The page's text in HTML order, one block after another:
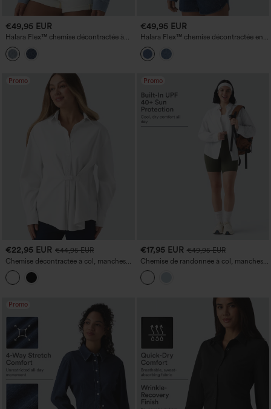
€49,95 EUR
Halara Flex™ chemise décontractée à
manches longues avec col en jean et
poche
€49,95 EUR
Halara Flex™ chemise décontractée en
denim rayée, à manches longues, avec
poche
Promo
€22,95 EUR €44,95 EUR
Chemise décontractée à col, manches
longues, dos plissé, ourlet arrondi,
infroissable et à séchage rapide
Promo
€17,95 EUR €49,95 EUR
Chemise de randonnée à col, manches
longues, ourlet arrondi, avec poche -
UPF40+
Promo